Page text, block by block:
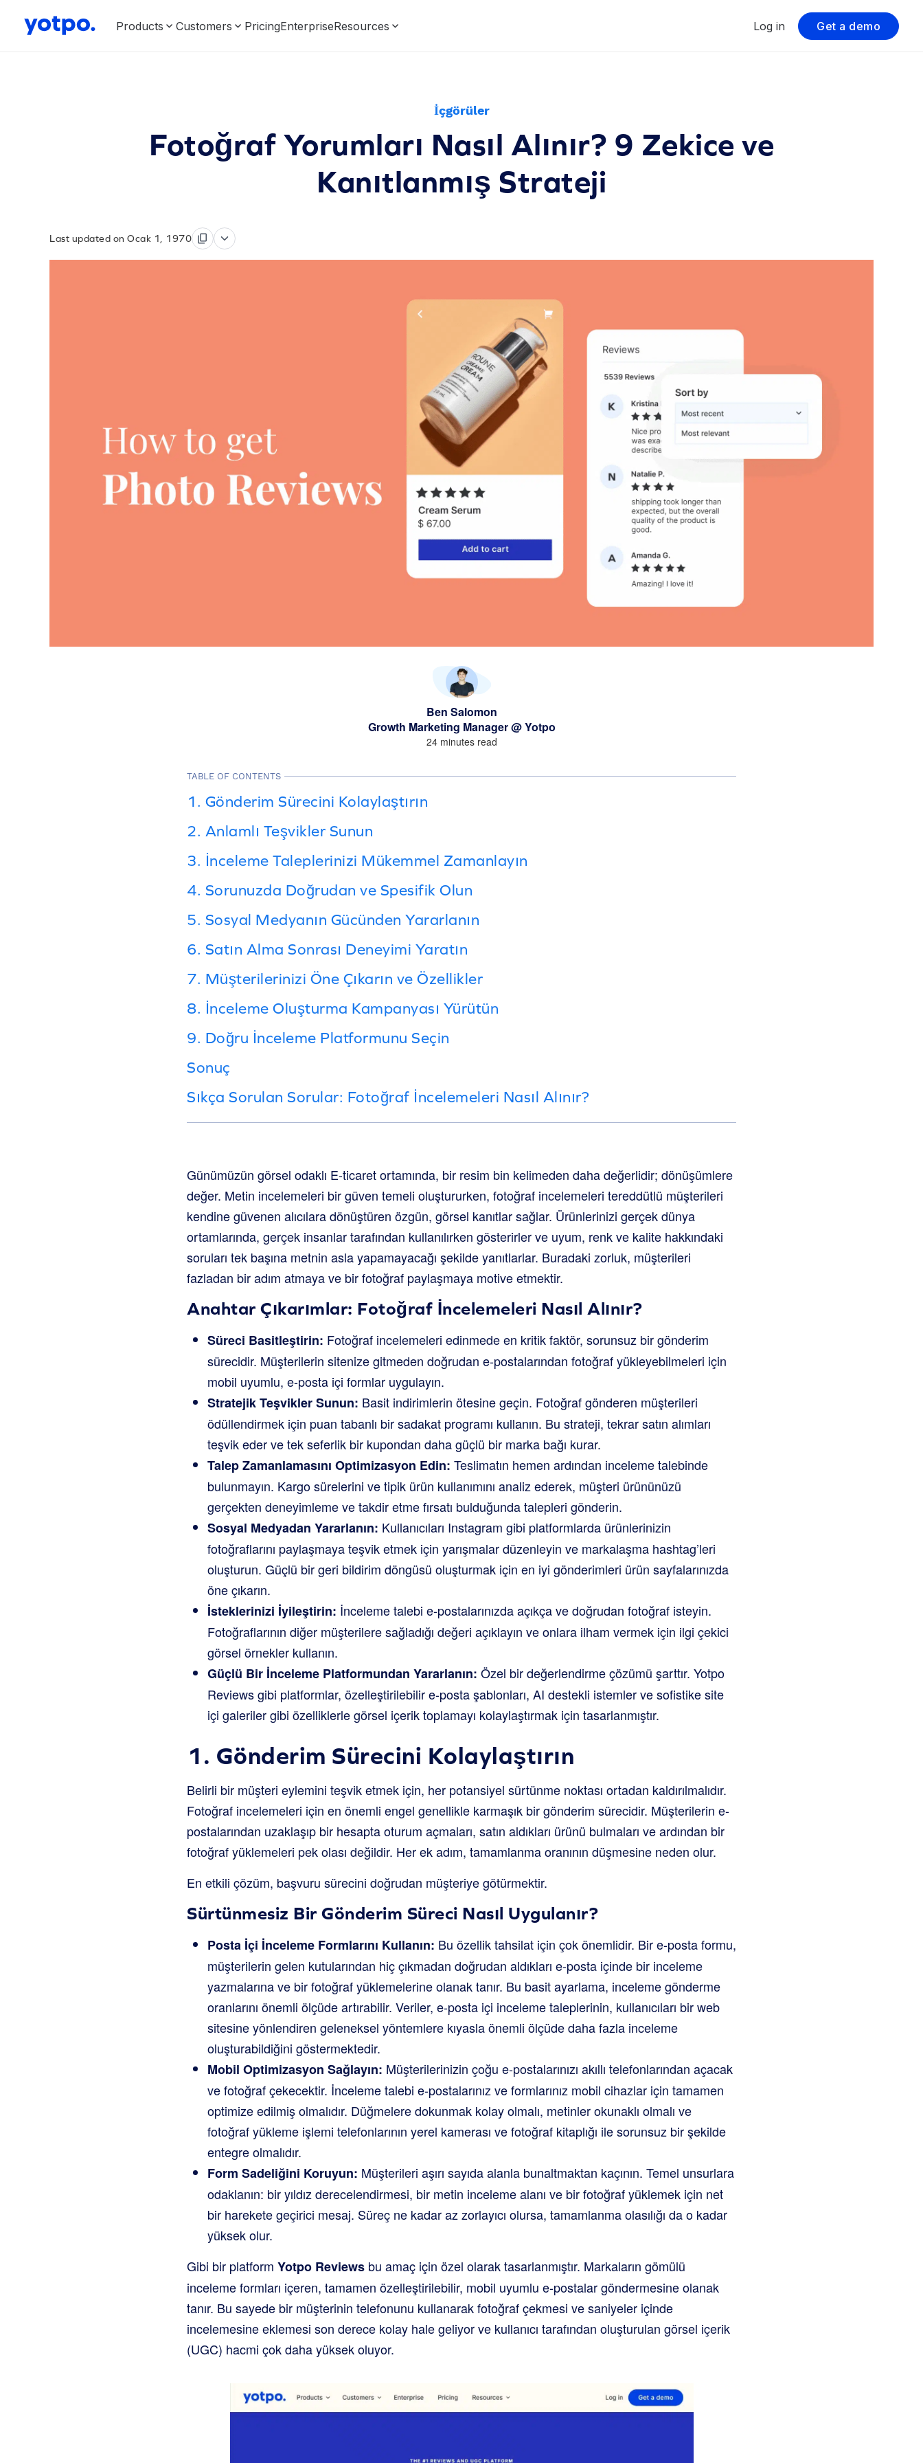
Products Customers PricingEnterpriseResources Log in Get a demo
İçgörüler
Fotoğraf Yorumları Nasıl Alınır? 9 Zekice ve
Kanıtlanmış Strateji
Last updated on Ocak 1, 1970
Ben Salomon
Growth Marketing Manager @ Yotpo
24 minutes read
TABLE OF CONTENTS
1. Gönderim Sürecini Kolaylaştırın
2. Anlamlı Teşvikler Sunun
3. İnceleme Taleplerinizi Mükemmel Zamanlayın
4. Sorunuzda Doğrudan ve Spesifik Olun
5. Sosyal Medyanın Gücünden Yararlanın
6. Satın Alma Sonrası Deneyimi Yaratın
7. Müşterilerinizi Öne Çıkarın ve Özellikler
8. İnceleme Oluşturma Kampanyası Yürütün
9. Doğru İnceleme Platformunu Seçin
Sonuç
Sıkça Sorulan Sorular: Fotoğraf İncelemeleri Nasıl Alınır?
Günümüzün görsel odaklı E-ticaret ortamında, bir resim bin kelimeden daha değerlidir; dönüşümlere
değer. Metin incelemeleri bir güven temeli oluştururken, fotoğraf incelemeleri tereddütlü müşterileri
kendine güvenen alıcılara dönüştüren özgün, görsel kanıtlar sağlar. Ürünlerinizi gerçek dünya
ortamlarında, gerçek insanlar tarafından kullanılırken gösterirler ve uyum, renk ve kalite hakkındaki
soruları tek başına metnin asla yapamayacağı şekilde yanıtlarlar. Buradaki zorluk, müşterileri
fazladan bir adım atmaya ve bir fotoğraf paylaşmaya motive etmektir.
Anahtar Çıkarımlar: Fotoğraf İncelemeleri Nasıl Alınır?
Süreci Basitleştirin: Fotoğraf incelemeleri edinmede en kritik faktör, sorunsuz bir gönderim
sürecidir. Müşterilerin sitenize gitmeden doğrudan e-postalarından fotoğraf yükleyebilmeleri için
mobil uyumlu, e-posta içi formlar uygulayın.
Stratejik Teşvikler Sunun: Basit indirimlerin ötesine geçin. Fotoğraf gönderen müşterileri
ödüllendirmek için puan tabanlı bir sadakat programı kullanın. Bu strateji, tekrar satın alımları
teşvik eder ve tek seferlik bir kupondan daha güçlü bir marka bağı kurar.
Talep Zamanlamasını Optimizasyon Edin: Teslimatın hemen ardından inceleme talebinde
bulunmayın. Kargo sürelerini ve tipik ürün kullanımını analiz ederek, müşteri ürününüzü
gerçekten deneyimleme ve takdir etme fırsatı bulduğunda talepleri gönderin.
Sosyal Medyadan Yararlanın: Kullanıcıları Instagram gibi platformlarda ürünlerinizin
fotoğraflarını paylaşmaya teşvik etmek için yarışmalar düzenleyin ve markalaşma hashtag’leri
oluşturun. Güçlü bir geri bildirim döngüsü oluşturmak için en iyi gönderimleri ürün sayfalarınızda
öne çıkarın.
İsteklerinizi İyileştirin: İnceleme talebi e-postalarınızda açıkça ve doğrudan fotoğraf isteyin.
Fotoğraflarının diğer müşterilere sağladığı değeri açıklayın ve onlara ilham vermek için ilgi çekici
görsel örnekler kullanın.
Güçlü Bir İnceleme Platformundan Yararlanın: Özel bir değerlendirme çözümü şarttır. Yotpo
Reviews gibi platformlar, özelleştirilebilir e-posta şablonları, AI destekli istemler ve sofistike site
içi galeriler gibi özelliklerle görsel içerik toplamayı kolaylaştırmak için tasarlanmıştır.
1. Gönderim Sürecini Kolaylaştırın
Belirli bir müşteri eylemini teşvik etmek için, her potansiyel sürtünme noktası ortadan kaldırılmalıdır.
Fotoğraf incelemeleri için en önemli engel genellikle karmaşık bir gönderim sürecidir. Müşterilerin e-
postalarından uzaklaşıp bir hesapta oturum açmaları, satın aldıkları ürünü bulmaları ve ardından bir
fotoğraf yüklemeleri pek olası değildir. Her ek adım, tamamlanma oranının düşmesine neden olur.
En etkili çözüm, başvuru sürecini doğrudan müşteriye götürmektir.
Sürtünmesiz Bir Gönderim Süreci Nasıl Uygulanır?
Posta İçi İnceleme Formlarını Kullanın: Bu özellik tahsilat için çok önemlidir. Bir e-posta formu,
müşterilerin gelen kutularından hiç çıkmadan doğrudan aldıkları e-posta içinde bir inceleme
yazmalarına ve bir fotoğraf yüklemelerine olanak tanır. Bu basit ayarlama, inceleme gönderme
oranlarını önemli ölçüde artırabilir. Veriler, e-posta içi inceleme taleplerinin, kullanıcıları bir web
sitesine yönlendiren geleneksel yöntemlere kıyasla önemli ölçüde daha fazla inceleme
oluşturabildiğini göstermektedir.
Mobil Optimizasyon Sağlayın: Müşterilerinizin çoğu e-postalarınızı akıllı telefonlarından açacak
ve fotoğraf çekecektir. İnceleme talebi e-postalarınız ve formlarınız mobil cihazlar için tamamen
optimize edilmiş olmalıdır. Düğmelere dokunmak kolay olmalı, metinler okunaklı olmalı ve
fotoğraf yükleme işlemi telefonlarının yerel kamerası ve fotoğraf kitaplığı ile sorunsuz bir şekilde
entegre olmalıdır.
Form Sadeliğini Koruyun: Müşterileri aşırı sayıda alanla bunaltmaktan kaçının. Temel unsurlara
odaklanın: bir yıldız derecelendirmesi, bir metin inceleme alanı ve bir fotoğraf yüklemek için net
bir harekete geçirici mesaj. Süreç ne kadar az zorlayıcı olursa, tamamlanma olasılığı da o kadar
yüksek olur.
Gibi bir platform Yotpo Reviews bu amaç için özel olarak tasarlanmıştır. Markaların gömülü
inceleme formları içeren, tamamen özelleştirilebilir, mobil uyumlu e-postalar göndermesine olanak
tanır. Bu sayede bir müşterinin telefonunu kullanarak fotoğraf çekmesi ve saniyeler içinde
incelemesine eklemesi son derece kolay hale geliyor ve kullanıcı tarafından oluşturulan görsel içerik
(UGC) hacmi çok daha yüksek oluyor.